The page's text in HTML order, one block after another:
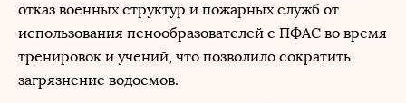
отказ военных структур и пожарных служб от
использования пенообразователей с ПФАС во время
тренировок и учений, что позволило сократить
загрязнение водоемов.